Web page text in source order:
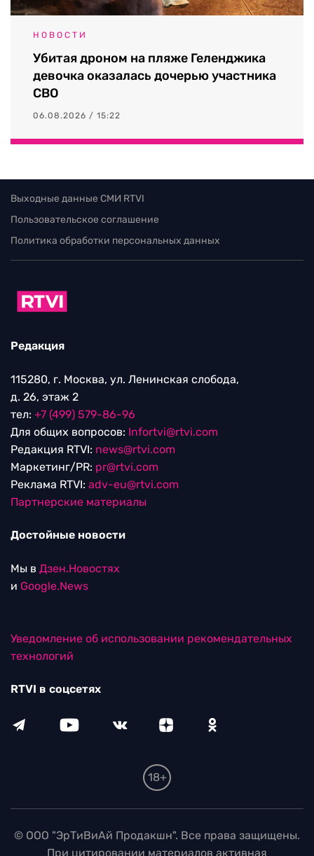
НОВОСТИ
Убитая дроном на пляже Геленджика
девочка оказалась дочерью участника
СВО
06.08.2026 / 15:22
Выходные данные СМИ RTVI
Пользовательское соглашение
Политика обработки персональных данных
Редакция
115280, г. Москва, ул. Ленинская слобода,
д. 26, этаж 2
тел: +7 (499) 579-86-96
Для общих вопросов: Infortvi@rtvi.com
Редакция RTVI: news@rtvi.com
Маркетинг/PR: pr@rtvi.com
Реклама RTVI: adv-eu@rtvi.com
Партнерские материалы
Достойные новости
Мы в Дзен.Новостях
и Google.News
Уведомление об использовании рекомендательных
технологий
RTVI в соцсетях
18+
© ООО "ЭрТиВиАй Продакшн". Все права защищены.
При цитировании материалов активная